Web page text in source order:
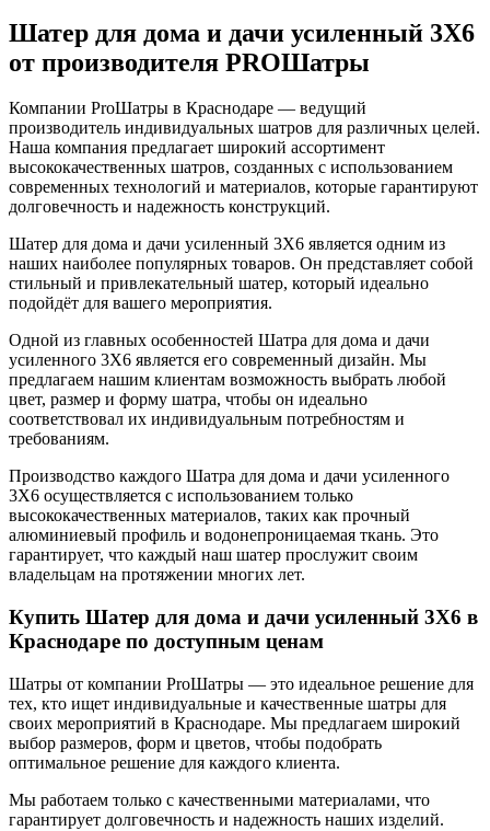
Шатер для дома и дачи усиленный 3X6
от производителя PROШатры
Компании ProШатры в Краснодаре — ведущий
производитель индивидуальных шатров для различных целей.
Наша компания предлагает широкий ассортимент
высококачественных шатров, созданных с использованием
современных технологий и материалов, которые гарантируют
долговечность и надежность конструкций.
Шатер для дома и дачи усиленный 3X6 является одним из
наших наиболее популярных товаров. Он представляет собой
стильный и привлекательный шатер, который идеально
подойдёт для вашего мероприятия.
Одной из главных особенностей Шатра для дома и дачи
усиленного 3X6 является его современный дизайн. Мы
предлагаем нашим клиентам возможность выбрать любой
цвет, размер и форму шатра, чтобы он идеально
соответствовал их индивидуальным потребностям и
требованиям.
Производство каждого Шатра для дома и дачи усиленного
3X6 осуществляется с использованием только
высококачественных материалов, таких как прочный
алюминиевый профиль и водонепроницаемая ткань. Это
гарантирует, что каждый наш шатер прослужит своим
владельцам на протяжении многих лет.
Купить Шатер для дома и дачи усиленный 3X6 в
Краснодаре по доступным ценам
Шатры от компании ProШатры — это идеальное решение для
тех, кто ищет индивидуальные и качественные шатры для
своих мероприятий в Краснодаре. Мы предлагаем широкий
выбор размеров, форм и цветов, чтобы подобрать
оптимальное решение для каждого клиента.
Мы работаем только с качественными материалами, что
гарантирует долговечность и надежность наших изделий.